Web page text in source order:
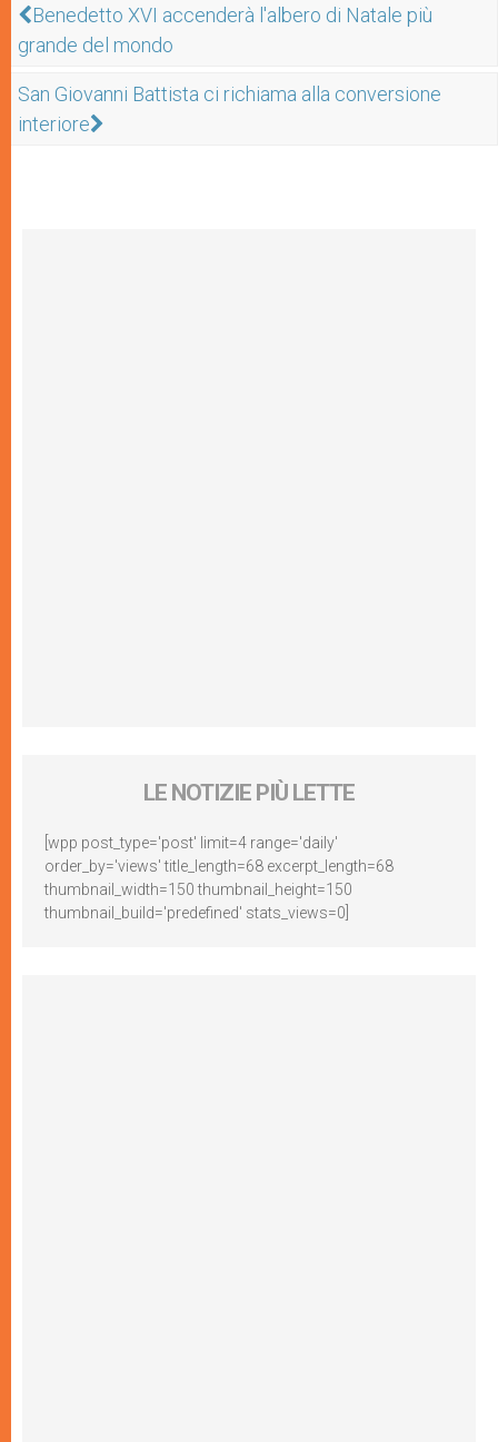
Benedetto XVI accenderà l'albero di Natale più
grande del mondo
San Giovanni Battista ci richiama alla conversione
interiore
LE NOTIZIE PIÙ LETTE
[wpp post_type='post' limit=4 range='daily'
order_by='views' title_length=68 excerpt_length=68
thumbnail_width=150 thumbnail_height=150
thumbnail_build='predefined' stats_views=0]